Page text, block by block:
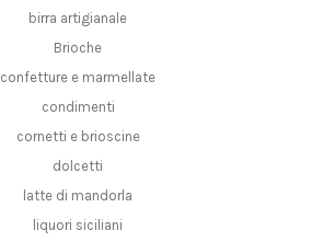
birra artigianale
Brioche
confetture e marmellate
condimenti
cornetti e brioscine
dolcetti
latte di mandorla
liquori siciliani